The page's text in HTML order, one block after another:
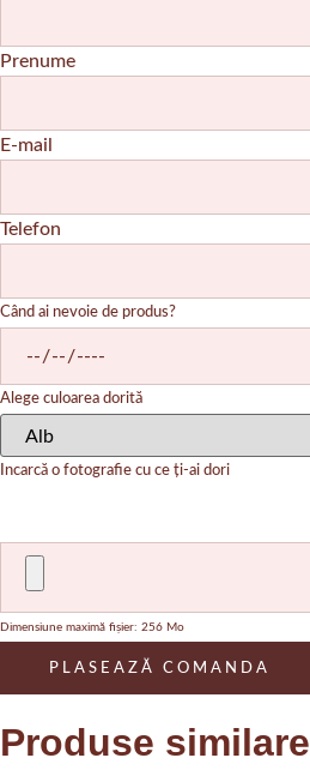
Prenume
E-mail
Telefon
Când ai nevoie de produs?
Alege culoarea dorită
Incarcă o fotografie cu ce ți-ai dori
Dimensiune maximă fișier: 256 Mo
PLASEAZĂ COMANDA
Produse similare